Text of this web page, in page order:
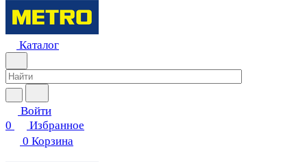
Каталог
Войти
0
Избранное
0 Корзина